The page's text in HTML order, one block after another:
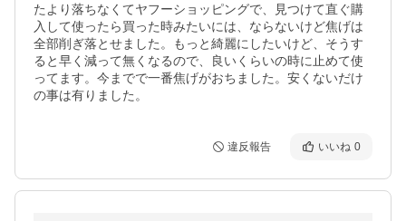
たより落ちなくてヤフーショッピングで、見つけて直ぐ購
入して使ったら買った時みたいには、ならないけど焦げは
全部削ぎ落とせました。もっと綺麗にしたいけど、そうす
ると早く減って無くなるので、良いくらいの時に止めて使
ってます。今までで一番焦げがおちました。安くないだけ
の事は有りました。
違反報告 いいね 0